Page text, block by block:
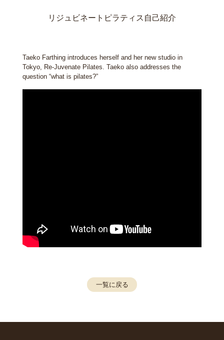
リジュビネートピラティス自己紹介
Taeko Farthing introduces herself and her new studio in
Tokyo, Re-Juvenate Pilates. Taeko also addresses the
question “what is pilates?”
一覧に戻る